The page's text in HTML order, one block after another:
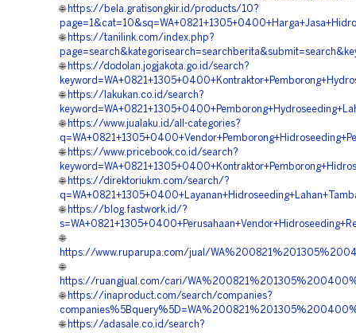
🌐 https://bela.gratisongkir.id/products/10?
🌐 https://tanilink.com/index.php?
🌐 https://dodolan.jogjakota.go.id/search?
🌐 https://lakukan.co.id/search?
🌐 https://www.jualaku.id/all-categories?
🌐 https://www.pricebook.co.id/search?
🌐 https://direktoriukm.com/search/?
🌐 https://blog.fastwork.id/?
🌐
https://www.ruparupa.com/jual/
🌐
https://ruangjual.com/cari/
🌐 https://inaproduct.com/search/companies?
🌐 https://adasale.co.id/search?